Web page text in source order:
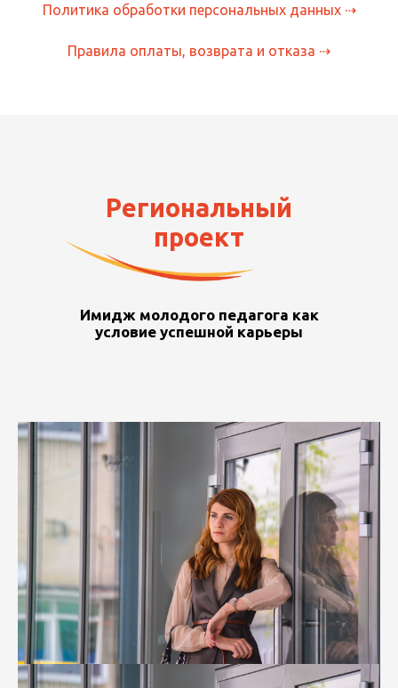
Политика обработки персональных данных ⇢
Правила оплаты, возврата и отказа ⇢
Имидж молодого педагога как
условие успешной карьеры
Региональный
проект